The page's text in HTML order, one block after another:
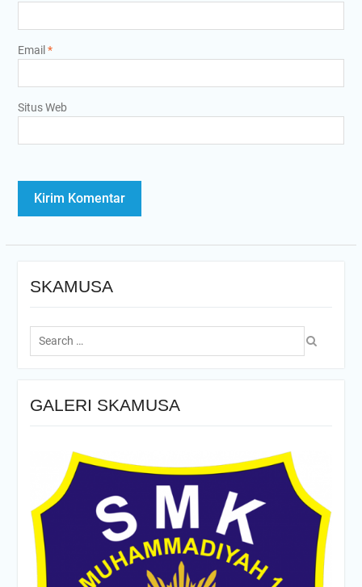
Email *
Situs Web
SKAMUSA
Search
for:
GALERI SKAMUSA